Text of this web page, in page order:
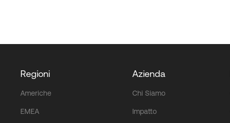
Regioni
Americhe
EMEA
Azienda
Chi Siamo
Impatto